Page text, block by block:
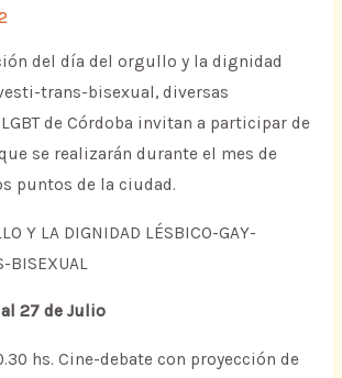
del día del orgullo y la dignidad
trans-bisexual, diversas
de Córdoba invitan a participar de
se realizarán durante el mes de
puntos de la ciudad.
Y LA DIGNIDAD LÉSBICO-GAY-
BISEXUAL
27 de Julio
hs. Cine-debate con proyección de